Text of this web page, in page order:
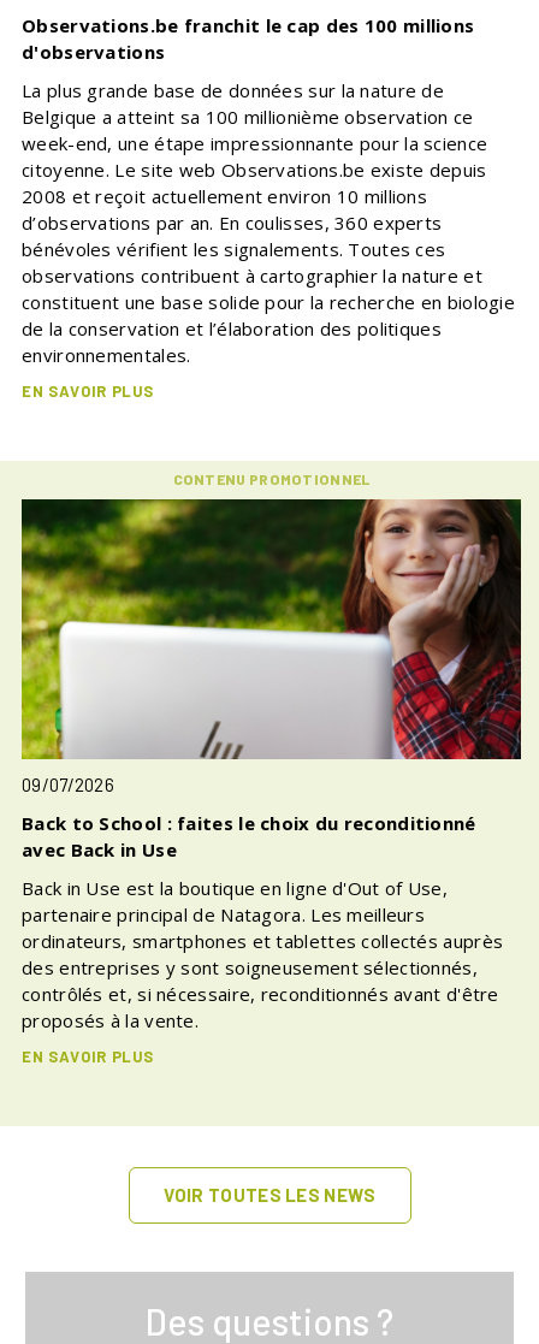
Observations.be franchit le cap des 100 millions
d'observations
La plus grande base de données sur la nature de
Belgique a atteint sa 100 millionième observation ce
week-end, une étape impressionnante pour la science
citoyenne. Le site web Observations.be existe depuis
2008 et reçoit actuellement environ 10 millions
d’observations par an. En coulisses, 360 experts
bénévoles vérifient les signalements. Toutes ces
observations contribuent à cartographier la nature et
constituent une base solide pour la recherche en biologie
de la conservation et l’élaboration des politiques
environnementales.
EN SAVOIR PLUS
CONTENU PROMOTIONNEL
09/07/2026
Back to School : faites le choix du reconditionné
avec Back in Use
Back in Use est la boutique en ligne d'Out of Use,
partenaire principal de Natagora. Les meilleurs
ordinateurs, smartphones et tablettes collectés auprès
des entreprises y sont soigneusement sélectionnés,
contrôlés et, si nécessaire, reconditionnés avant d'être
proposés à la vente.
EN SAVOIR PLUS
VOIR TOUTES LES NEWS
Des questions ?